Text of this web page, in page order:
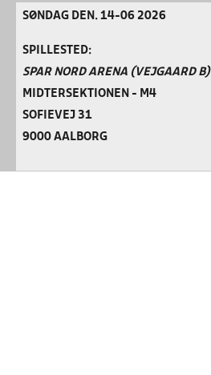
SØNDAG DEN. 14-06 2026
SPILLESTED:
SPAR NORD ARENA (VEJGAARD B)
MIDTERSEKTIONEN - M4
SOFIEVEJ 31
9000 AALBORG